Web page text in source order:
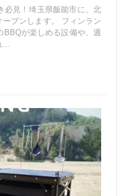
必見！埼玉県飯能市に、北
プンします。 フィンラン
BBQが楽しめる設備や、週
…